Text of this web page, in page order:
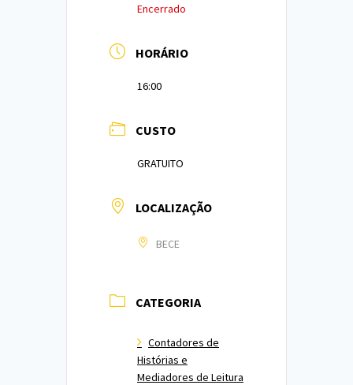
Encerrado
HORÁRIO
16:00
CUSTO
GRATUITO
LOCALIZAÇÃO
BECE
CATEGORIA
Contadores de
Histórias e
Mediadores de Leitura